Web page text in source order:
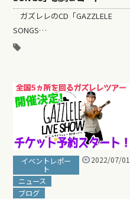
ガズレレのCD「GAZZLELE
SONGS…
イベントレポー
ト
ニュース
ブログ
2022/07/01